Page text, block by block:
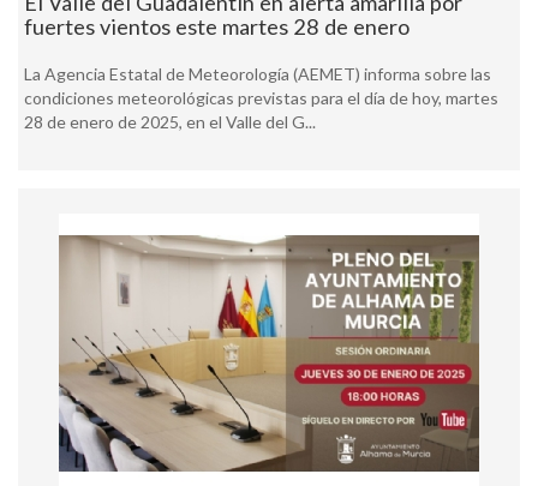
fuertes vientos este martes 28 de enero
La Agencia Estatal de Meteorología (AEMET) informa sobre las
condiciones meteorológicas previstas para el día de hoy, martes
28 de enero de 2025, en el Valle del G...